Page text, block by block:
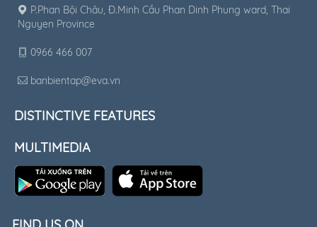
P.Phan Bội Châu, Đ.Minh Cầu Phan Dinh Phung ward, Thai
Nguyen Province
0966 466 007
banbientap@eva.vn
DISTINCTIVE FEATURES
MULTIMEDIA